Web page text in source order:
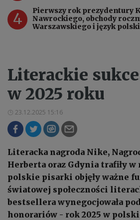
4
Pierwszy rok prezydentury
Nawrockiego, obchody
Warszawskiego i język
Literackie
w 2025 roku
23.12.2025 15:16
Literacka nagroda Nike,
Herberta oraz Gdynia trafiły w
polskie pisarki objęły ważne
światowej społeczności
bestsellera wynegocjowała
honorariów - rok 2025 w